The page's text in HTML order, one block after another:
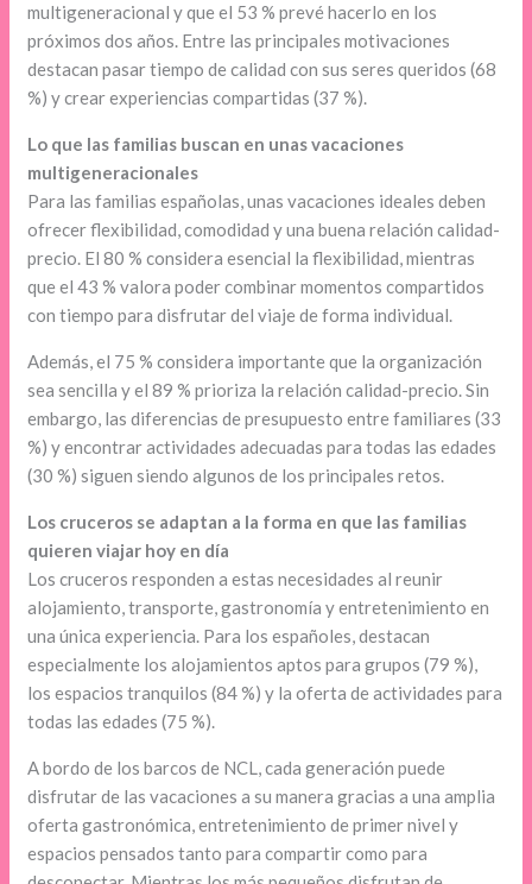
multigeneracional y que el 53 % prevé hacerlo en los
próximos dos años. Entre las principales motivaciones
destacan pasar tiempo de calidad con sus seres queridos (68
%) y crear experiencias compartidas (37 %).
Lo que las familias buscan en unas vacaciones
multigeneracionales
Para las familias españolas, unas vacaciones ideales deben
ofrecer flexibilidad, comodidad y una buena relación calidad-
precio. El 80 % considera esencial la flexibilidad, mientras
que el 43 % valora poder combinar momentos compartidos
con tiempo para disfrutar del viaje de forma individual.
Además, el 75 % considera importante que la organización
sea sencilla y el 89 % prioriza la relación calidad-precio. Sin
embargo, las diferencias de presupuesto entre familiares (33
%) y encontrar actividades adecuadas para todas las edades
(30 %) siguen siendo algunos de los principales retos.
Los cruceros se adaptan a la forma en que las familias
quieren viajar hoy en día
Los cruceros responden a estas necesidades al reunir
alojamiento, transporte, gastronomía y entretenimiento en
una única experiencia. Para los españoles, destacan
especialmente los alojamientos aptos para grupos (79 %),
los espacios tranquilos (84 %) y la oferta de actividades para
todas las edades (75 %).
A bordo de los barcos de NCL, cada generación puede
disfrutar de las vacaciones a su manera gracias a una amplia
oferta gastronómica, entretenimiento de primer nivel y
espacios pensados tanto para compartir como para